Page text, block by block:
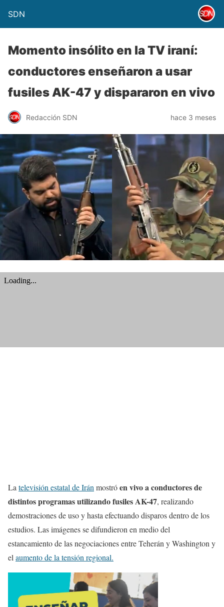
SDN
Momento insólito en la TV iraní:
conductores enseñaron a usar
fusiles AK-47 y dispararon en vivo
Redacción SDN hace 3 meses
La televisión estatal de Irán mostróen vivo a conductores de
distintos programas utilizando fusiles AK-47, realizando
demostraciones de uso y hasta efectuando disparos dentro de los
estudios. Las imágenes se difundieron en medio del
estancamiento de las negociaciones entre Teherán y Washington y
el aumento de la tensión regional.